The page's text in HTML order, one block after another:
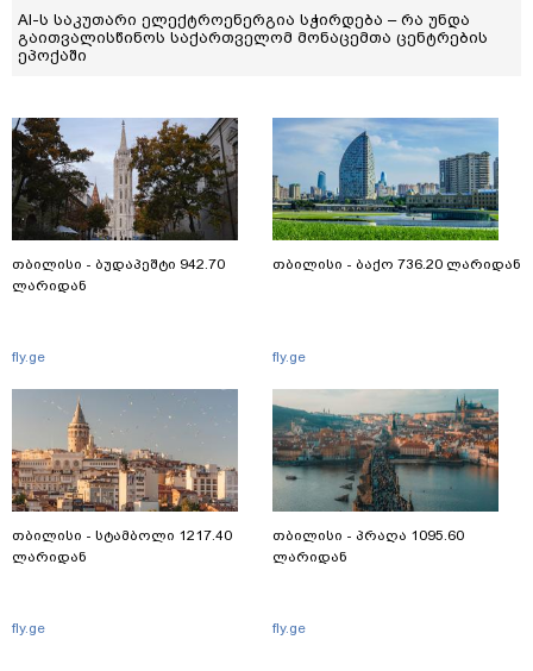
AI-ს საკუთარი ელექტროენერგია სჭირდება – რა უნდა
გაითვალისწინოს საქართველომ მონაცემთა ცენტრების
ეპოქაში
თბილისი - ბუდაპეშტი 942.70
ლარიდან
fly.ge
თბილისი - სტამბოლი 1217.40
ლარიდან
fly.ge
თბილისი - ბაქო 736.20 ლარიდან
fly.ge
თბილისი - პრაღა 1095.60
ლარიდან
fly.ge